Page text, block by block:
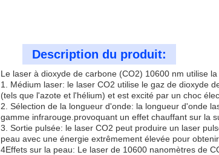
Description du produit:
Le laser à dioxyde de carbone (CO2) 10600 nm utilise la
1. Médium laser: le laser CO2 utilise le gaz de dioxyde
(tels que l'azote et l'hélium) et est excité par un choc
2. Sélection de la longueur d'onde: la longueur d'onde
gamme infrarouge.provoquant un effet chauffant sur la
3. Sortie pulsée: le laser CO2 peut produire un laser
peau avec une énergie extrêmement élevée pour
4Effets sur la peau: Le laser de 10600 nanomètres de